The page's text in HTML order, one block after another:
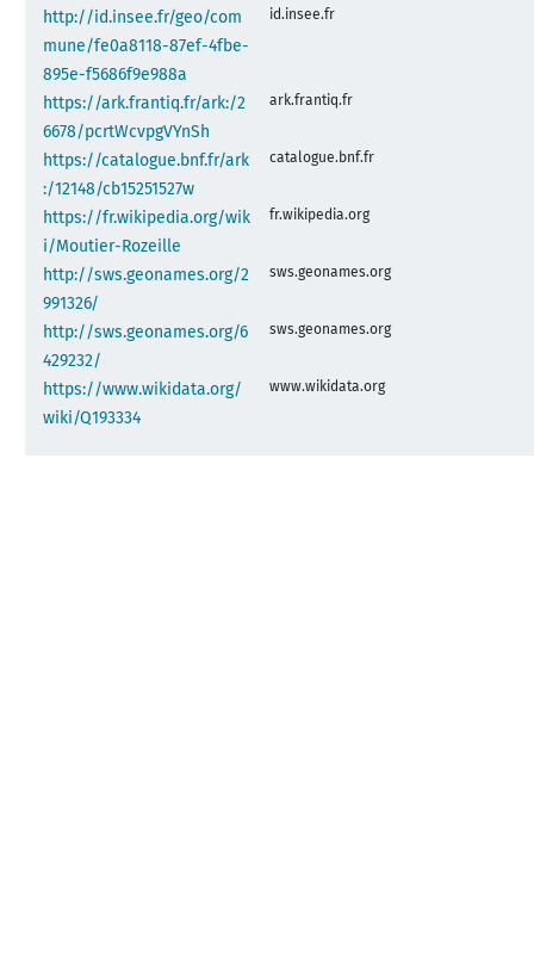
http://id.insee.fr/geo/com
mune/fe0a8118-87ef-4fbe-
895e-f5686f9e988a
id.insee.fr
https://ark.frantiq.fr/ark:/2
6678/pcrtWcvpgVYnSh
ark.frantiq.fr
https://catalogue.bnf.fr/ark
:/12148/cb15251527w
catalogue.bnf.fr
https://fr.wikipedia.org/wik
i/Moutier-Rozeille
fr.wikipedia.org
http://sws.geonames.org/2
991326/
sws.geonames.org
http://sws.geonames.org/6
429232/
sws.geonames.org
https://www.wikidata.org/
wiki/Q193334
www.wikidata.org